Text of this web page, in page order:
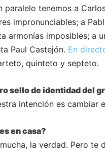
paralelo tenemos a
impronunciables; a
armonías imposibles; a
Paul Castejón. En
quinteto y septeto.
sello de identidad del
intención es cambiar
en casa?
la verdad. Pero te